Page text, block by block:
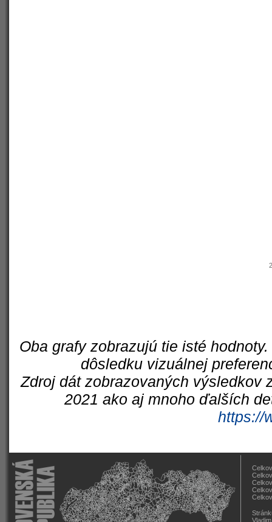
Oba grafy zobrazujú tie isté
dôsledku vizuálnej
Zdroj dát zobrazovaných výsledkov
2021 ako aj mnoho ďalších
https://